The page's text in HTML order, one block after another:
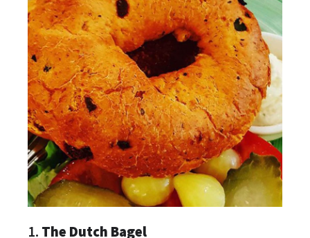
1. The Dutch Bagel